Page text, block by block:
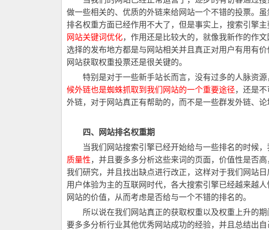
做一些相关的、优质的外链来给网站一个不错的投票。
排名权重方面已经作用不大了，但是事实上，搜索引擎主
网站关键词优化，作用还是比较大的，就像我新作的作
选择的发布地方都是与网站相关并且真正对用户有用有
网站获取权重投票还是很关键的。
特别是对于一些新手站长而言，没有过多的人脉资源
候外链也是蜘蛛抓取到我们网站的一个重要途径，还是
外链，对于网站真正有帮助的，而不是一些群发外链、论
四、网站排名权重期
当我们网站搜索引擎已经开始给与一些排名的时候，
质量性，并且要多多分析这些来词的页面，价值性是否
我们研究，并且找出缺点进行改正，这样对于我们网站
用户体验为主的互联网时代，各大搜索引擎已经越来越
网站的价值，从而考虑是否给与一个不错的排名的。
所以说在我们网站真正的获取权重以及权重上升的期
要多多分析行业其他优秀网站成功的经验，并且总结出